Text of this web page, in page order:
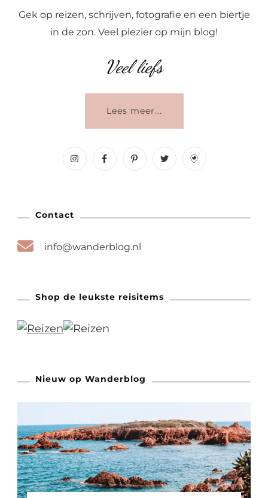
Gek op reizen, schrijven, fotografie en een biertje
in de zon. Veel plezier op mijn blog!
Veel liefs
Lees meer...
Contact
info@wanderblog.nl
Shop de leukste reisitems
Nieuw op Wanderblog